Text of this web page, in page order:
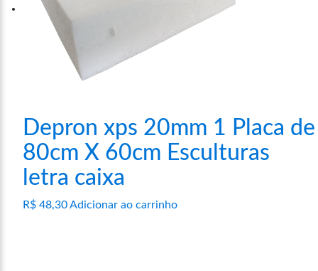
Depron xps 20mm 1 Placa de
80cm X 60cm Esculturas
letra caixa
R$ 48,30Adicionar ao carrinho